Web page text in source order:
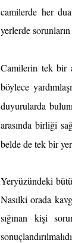
camilerde her
yerlerde
Camilerin tek bir
böylece
duyurularda
arasında birliği
belde de tek bir
Yeryüzündeki
Nasılki orada
sığınan kişi